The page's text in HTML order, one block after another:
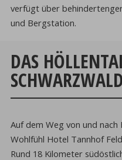
verfügt über
und Bergstation.
DAS
Auf dem Weg von und
Wohlfühl Hotel Tannhof
Rund 18 Kilometer